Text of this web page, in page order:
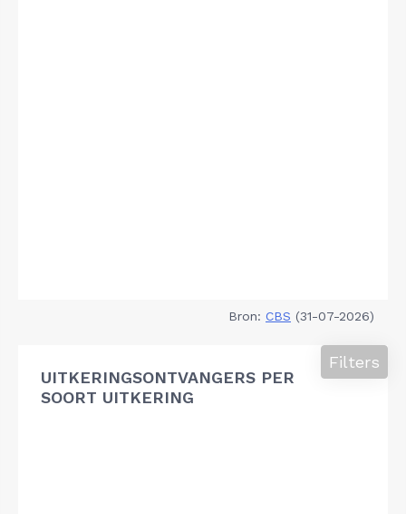
Bron: CBS (31-07-2026)
UITKERINGSONTVANGERS PER
SOORT UITKERING
Filters